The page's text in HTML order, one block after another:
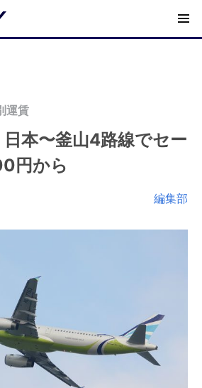
運賃
本〜釜山4路線でセー
円から
編集部